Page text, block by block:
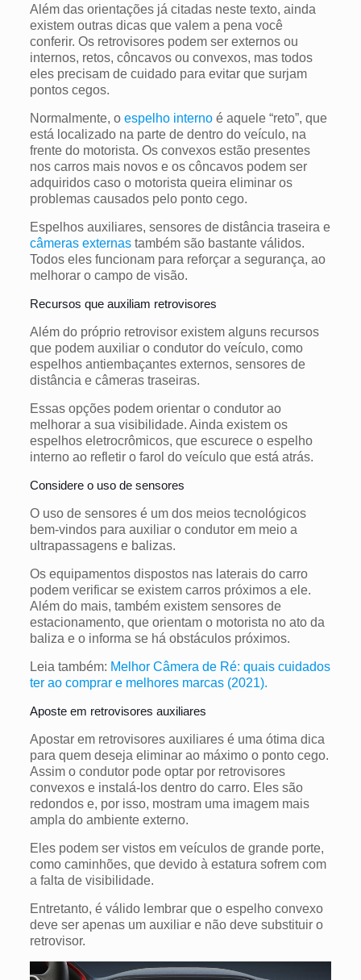
Além das orientações já citadas neste texto, ainda
existem outras dicas que valem a pena você
conferir. Os retrovisores podem ser externos ou
internos, retos, côncavos ou convexos, mas todos
eles precisam de cuidado para evitar que surjam
pontos cegos.
Normalmente, o espelho internoé aquele “reto”, que
está localizado na parte de dentro do veículo, na
frente do motorista. Os convexos estão presentes
nos carros mais novos e os côncavos podem ser
adquiridos caso o motorista queira eliminar os
problemas causados pelo ponto cego.
Espelhos auxiliares, sensores de distância traseira e
câmeras externastambém são bastante válidos.
Todos eles funcionam para reforçar a segurança, ao
melhorar o campo de visão.
Recursos que auxiliam retrovisores
Além do próprio retrovisor existem alguns recursos
que podem auxiliar o condutor do veículo, como
espelhos antiembaçantes externos, sensores de
distância e câmeras traseiras.
Essas opções podem orientar o condutor ao
melhorar a sua visibilidade. Ainda existem os
espelhos eletrocrômicos, que escurece o espelho
interno ao refletir o farol do veículo que está atrás.
Considere o uso de sensores
O uso de sensores é um dos meios tecnológicos
bem-vindos para auxiliar o condutor em meio a
ultrapassagens e balizas.
Os equipamentos dispostos nas laterais do carro
podem verificar se existem carros próximos a ele.
Além do mais, também existem sensores de
estacionamento, que orientam o motorista no ato da
baliza e o informa se há obstáculos próximos.
Leia também: Melhor Câmera de Ré: quais cuidados
ter ao comprar e melhores marcas (2021).
Aposte em retrovisores auxiliares
Apostar em retrovisores auxiliares é uma ótima dica
para quem deseja eliminar ao máximo o ponto cego.
Assim o condutor pode optar por retrovisores
convexos e instalá-los dentro do carro. Eles são
redondos e, por isso, mostram uma imagem mais
ampla do ambiente externo.
Eles podem ser vistos em veículos de grande porte,
como caminhões, que devido à estatura sofrem com
a falta de visibilidade.
Entretanto, é válido lembrar que o espelho convexo
deve ser apenas um auxiliar e não deve substituir o
retrovisor.